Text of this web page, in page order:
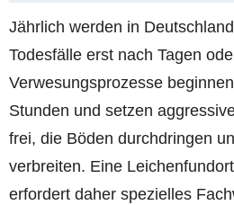
Jährlich werden in
Todesfälle erst nach Tagen
Verwesungsprozesse
Stunden und setzen
frei, die Böden durchdringen
verbreiten. Eine
erfordert daher spezielles